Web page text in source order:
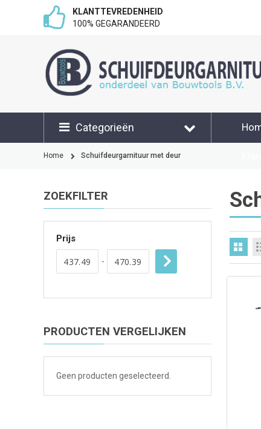
KLANTTEVREDENHEID
100% GEGARANDEERD
Categorieën
Home Schuifdeurgarnituur met deur
ZOEKFILTER
Prijs
-
PRODUCTEN VERGELIJKEN
Geen producten geselecteerd.